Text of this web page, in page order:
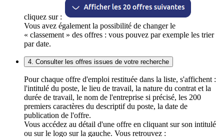
cliquez sur :
Vous avez également la possibilité de changer le
« classement » des offres : vous pouvez par exemple les trier
par date.
4. Consulter les offres issues de votre recherche
Pour chaque offre d'emploi restituée dans la liste, s'affichent :
l'intitulé du poste, le lieu de travail, la nature du contrat et la
durée de travail, le nom de l'entreprise si précisé, les 200
premiers caractères du descriptif du poste, la date de
publication de l'offre.
Vous accédez au détail d'une offre en cliquant sur son intitulé
ou sur le logo sur la gauche. Vous retrouvez :